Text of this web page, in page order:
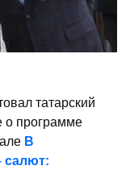
татарский
о программе
В
салют: